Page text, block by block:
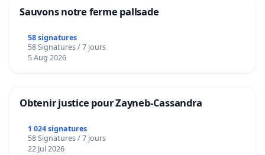
Sauvons notre ferme pallsade
58 signatures
58 Signatures / 7 jours
5 Aug 2026
Obtenir justice pour Zayneb-Cassandra
1 024 signatures
58 Signatures / 7 jours
22 Jul 2026